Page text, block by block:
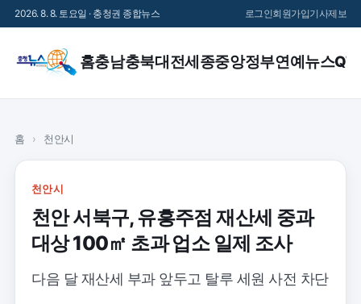
2026. 8. 8. 토요일 · 충청권 종합뉴스 로그인회원가입기사제보
홈충남충북대전세종중앙정부연예 뉴스
홈 › 천안시
천안시
천안 서북구, 유흥주점 재산세 중과
대상 100㎡ 초과 업소 일제 조사
다음 달 재산세 부과 앞두고 탈루 세원 사전 차단